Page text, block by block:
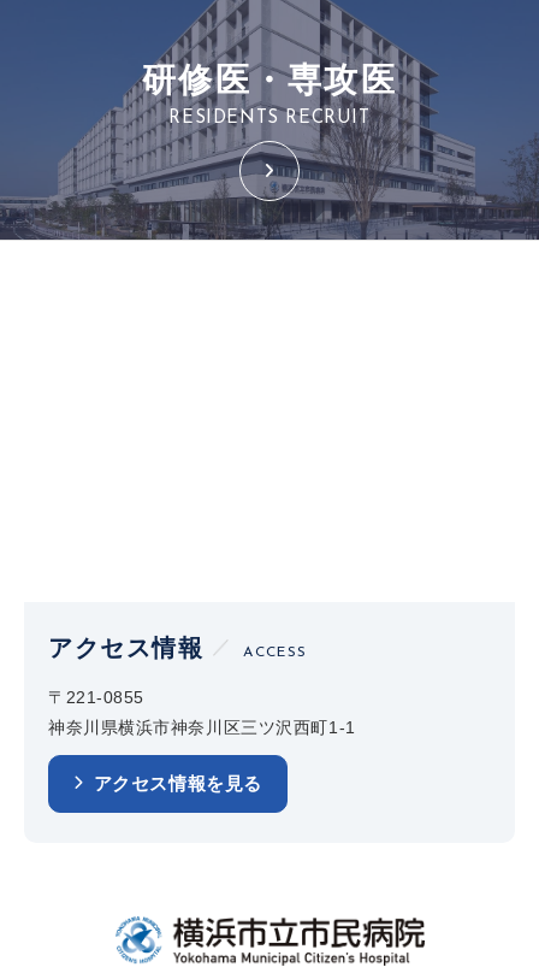
研修医・専攻医
RESIDENTS RECRUIT
アクセス情報 ACCESS
〒221-0855
神奈川県横浜市神奈川区三ツ沢西町1-1
アクセス情報を見る